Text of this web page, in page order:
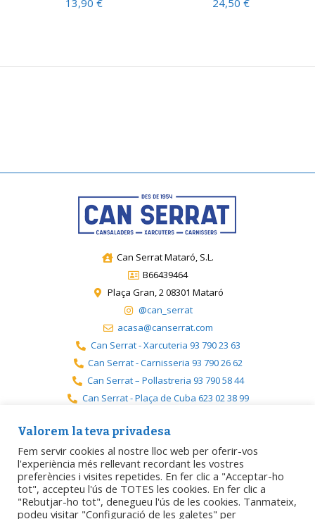
13,90 €
24,50 €
Can Serrat Mataró, S.L.
B66439464
Plaça Gran, 2 08301 Mataró
@can_serrat
acasa@canserrat.com
Can Serrat - Xarcuteria 93 790 23 63
Can Serrat - Carnisseria 93 790 26 62
Can Serrat – Pollastreria 93 790 58 44
Can Serrat - Plaça de Cuba 623 02 38 99
Avís legal Política de privacitat Política de cookies
Accessibilitat
Valorem la teva privadesa
Fem servir cookies al nostre lloc web per oferir-vos
l'experiència més rellevant recordant les vostres
preferències i visites repetides. En fer clic a "Acceptar-ho
tot", accepteu l'ús de TOTES les cookies. En fer clic a
"Rebutjar-ho tot", denegueu l'ús de les cookies. Tanmateix,
podeu visitar "Configuració de les galetes" per